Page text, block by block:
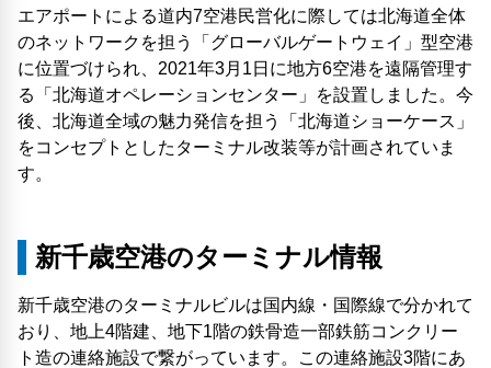
エアポートによる道内7空港民営化に際しては北海道全体
のネットワークを担う「グローバルゲートウェイ」型空港
に位置づけられ、2021年3月1日に地方6空港を遠隔管理す
る「北海道オペレーションセンター」を設置しました。今
後、北海道全域の魅力発信を担う「北海道ショーケース」
をコンセプトとしたターミナル改装等が計画されていま
す。
新千歳空港のターミナル情報
新千歳空港のターミナルビルは国内線・国際線で分かれて
おり、地上4階建、地下1階の鉄骨造一部鉄筋コンクリー
ト造の連絡施設で繋がっています。この連絡施設3階にあ